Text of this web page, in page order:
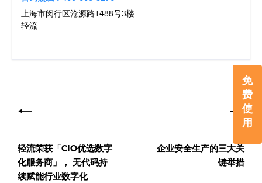
免
费
使
用
上海市闵行区沧源路1488号3楼
轻流
章
导
航轻流荣获「CIO优选数字
化服务商」， 无代码持
续赋能行业数字化
企业安全生产的三大关
键举措